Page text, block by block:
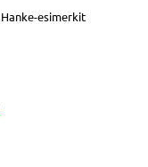
Hanke-esimerkit